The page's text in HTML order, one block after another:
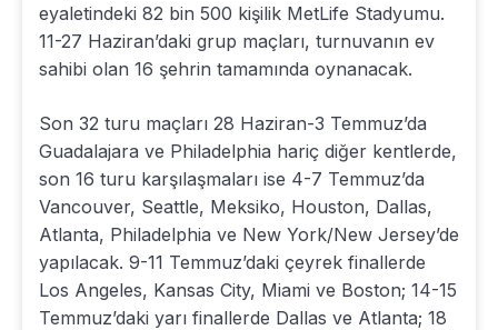
eyaletindeki 82 bin 500 kişilik MetLife Stadyumu.
11-27 Haziran’daki grup maçları, turnuvanın ev
sahibi olan 16 şehrin tamamında oynanacak.
Son 32 turu maçları 28 Haziran-3 Temmuz’da
Guadalajara ve Philadelphia hariç diğer kentlerde,
son 16 turu karşılaşmaları ise 4-7 Temmuz’da
Vancouver, Seattle, Meksiko, Houston, Dallas,
Atlanta, Philadelphia ve New York/New Jersey’de
yapılacak. 9-11 Temmuz’daki çeyrek finallerde
Los Angeles, Kansas City, Miami ve Boston; 14-15
Temmuz’daki yarı finallerde Dallas ve Atlanta; 18